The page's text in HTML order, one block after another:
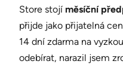
Store stojí měsíční
přijde jako přijatelná
14 dní zdarma na
odebírat, narazil jsem